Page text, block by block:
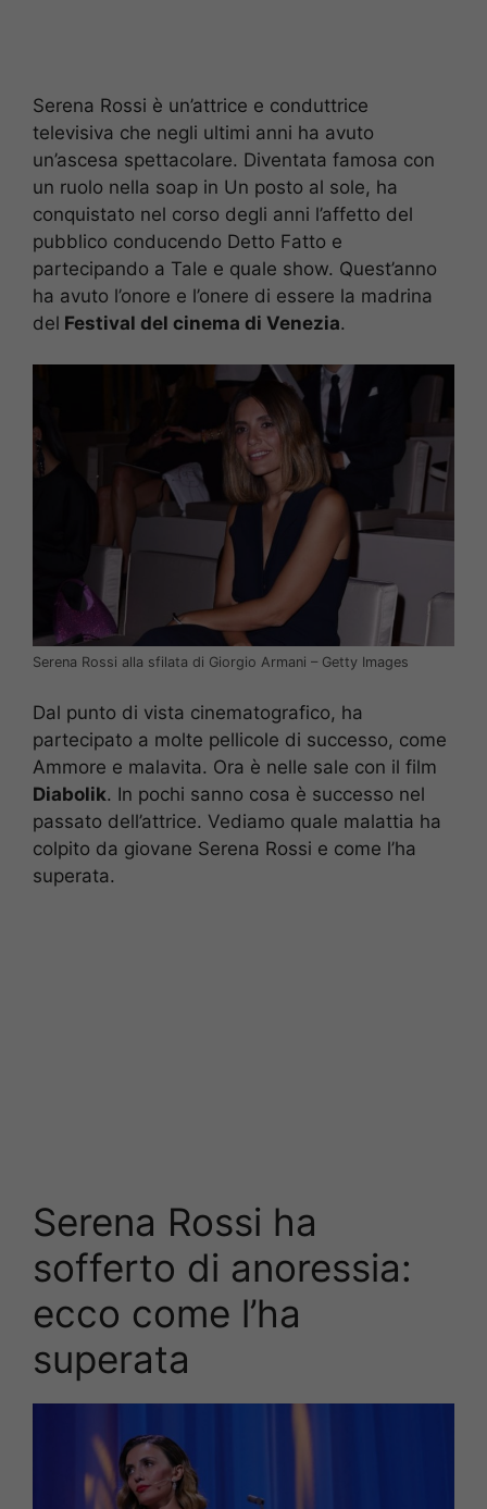
Serena Rossi è un’attrice e conduttrice
televisiva che negli ultimi anni ha avuto
un’ascesa spettacolare. Diventata famosa con
un ruolo nella soap in Un posto al sole, ha
conquistato nel corso degli anni l’affetto del
pubblico conducendo Detto Fatto e
partecipando a Tale e quale show. Quest’anno
ha avuto l’onore e l’onere di essere la madrina
del Festival del cinema di Venezia.
Serena Rossi alla sfilata di Giorgio Armani – Getty Images
Dal punto di vista cinematografico, ha
partecipato a molte pellicole di successo, come
Ammore e malavita. Ora è nelle sale con il film
Diabolik. In pochi sanno cosa è successo nel
passato dell’attrice. Vediamo quale malattia ha
colpito da giovane Serena Rossi e come l’ha
superata.
Serena Rossi ha
sofferto di anoressia:
ecco come l’ha
superata